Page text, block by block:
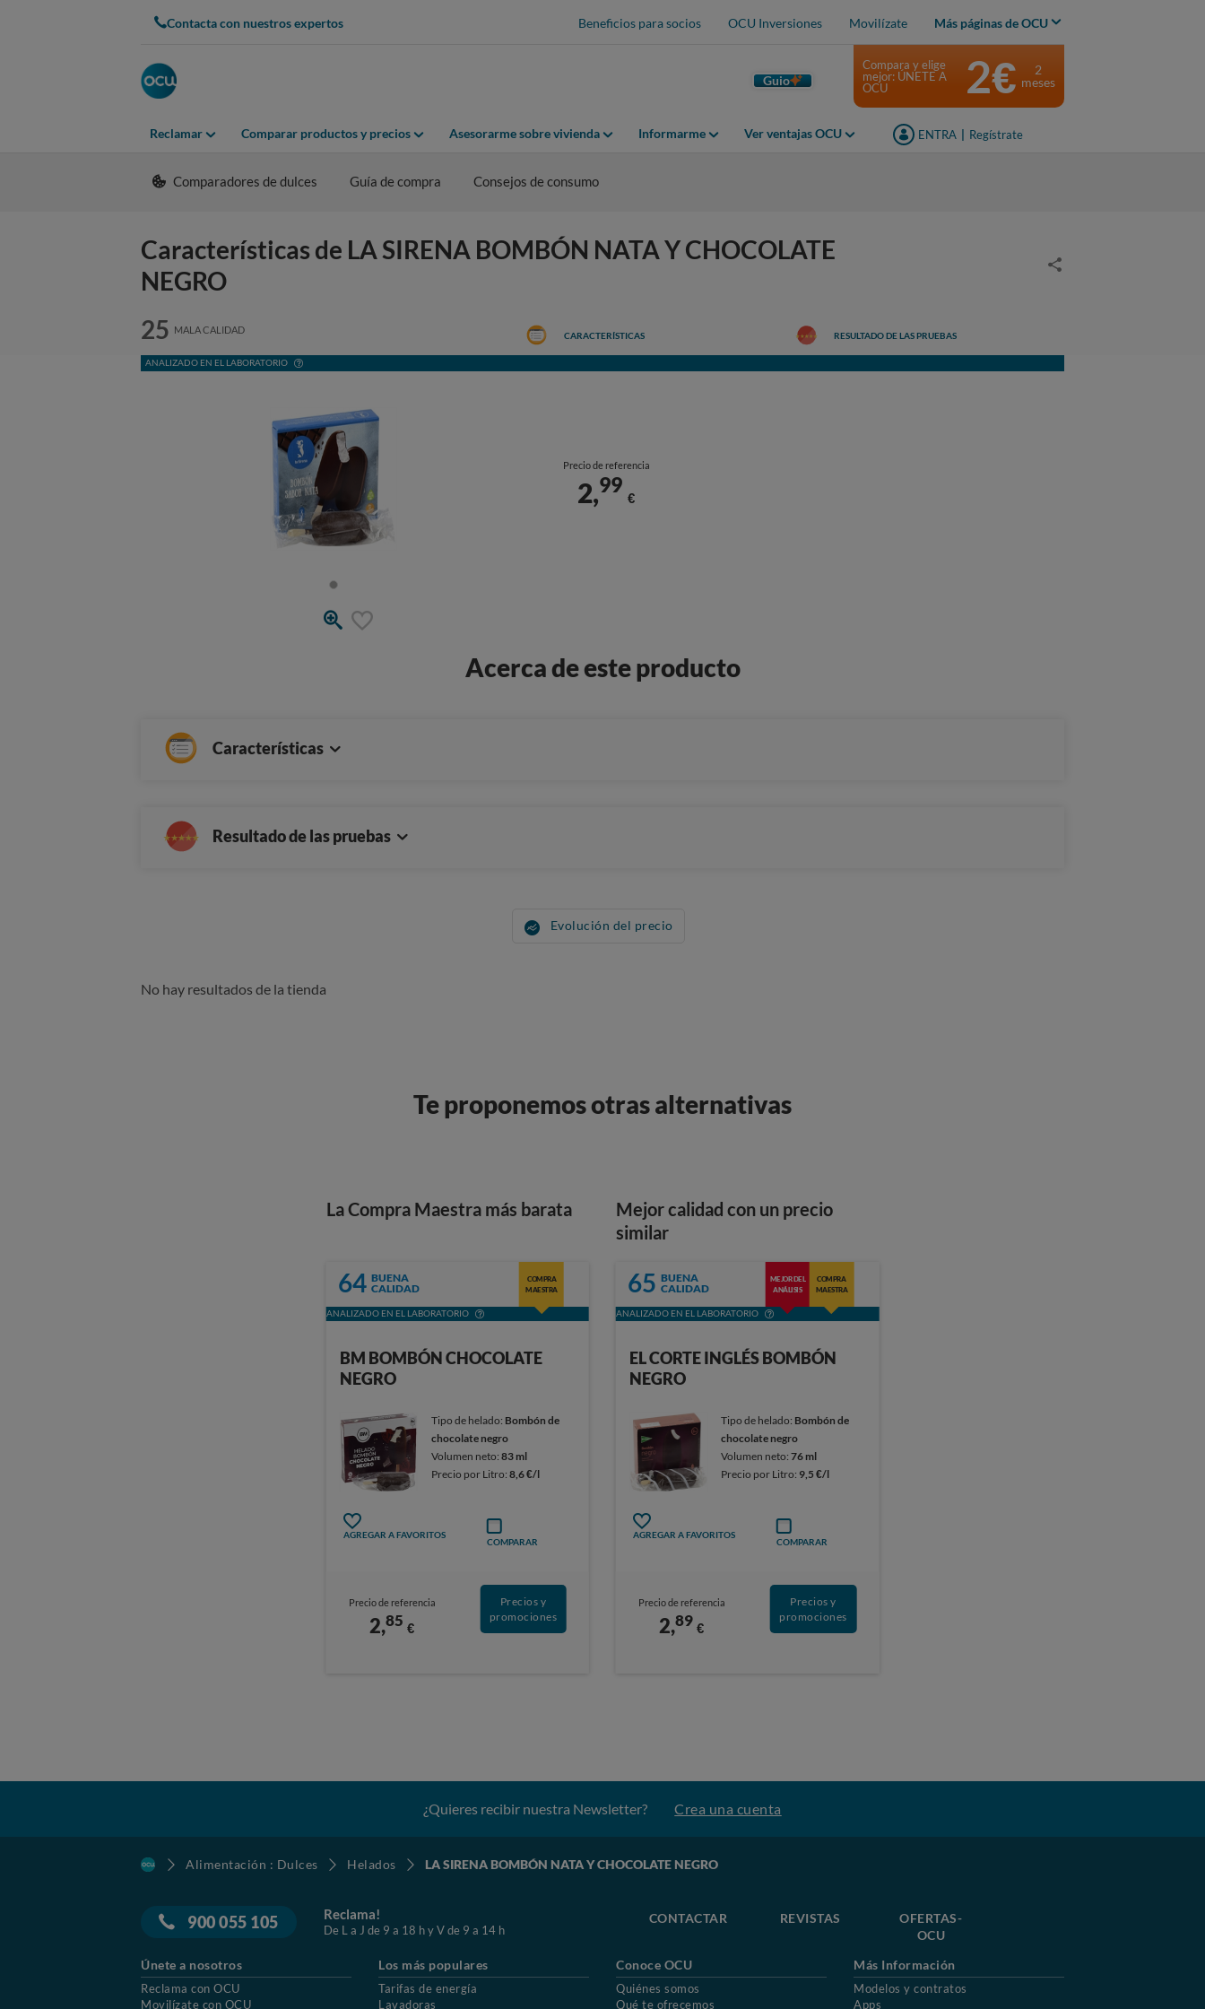
Contacta con nuestros expertos Beneficios para socios OCU Inversiones Movilízate Más páginas de OCU
Guio
Reclamar Comparar productos y precios Asesorarme sobre vivienda Informarme Ver ventajas OCU ENTRA Regístrate
Compara y elige
mejor: ÚNETE A
OCU
2€
2
meses
Comparadores de dulces Guía de compra Consejos de consumo
Características de LA SIRENA BOMBÓN NATA Y CHOCOLATE
NEGRO
25 MALA CALIDAD
ANALIZADO EN EL LABORATORIO
CARACTERÍSTICAS RESULTADO DE LAS PRUEBAS
Precio de referencia
2,99
€
Acerca de este producto
Características
Resultado de las pruebas
Evolución del precio
No hay resultados de la tienda
Te proponemos otras alternativas
La Compra Maestra más barata
64 BUENA
CALIDAD
COMPRA
MAESTRA
ANALIZADO EN EL LABORATORIO
BM BOMBÓN CHOCOLATE
NEGRO
Tipo de helado: Bombón de
chocolate negro
Volumen neto:83 ml
Precio por Litro:8,6 €/l
AGREGAR A FAVORITOS
COMPARAR
Precio de referencia
2,85 €
Precios y
promociones
Mejor calidad con un precio
similar
65 BUENA
CALIDAD
MEJOR DEL
ANÁLISIS
COMPRA
MAESTRA
ANALIZADO EN EL LABORATORIO
EL CORTE INGLÉS BOMBÓN
NEGRO
Tipo de helado: Bombón de
chocolate negro
Volumen neto:76 ml
Precio por Litro: 9,5 €/l
AGREGAR A FAVORITOS
COMPARAR
Precio de referencia
2,89 €
Precios y
promociones
¿Quieres recibir nuestra Newsletter? Crea una cuenta
Alimentación : Dulces Helados LA SIRENA BOMBÓN NATA Y CHOCOLATE NEGRO
900 055 105 Reclama!
De L a J de 9 a 18 h y V de 9 a 14 h
CONTACTAR REVISTAS
OFERTAS-
OCU
Únete a nosotros
Reclama con OCU
Movilízate con OCU
Los más populares
Tarifas de energía
Lavadoras
Conoce OCU
Quiénes somos
Qué te ofrecemos
Más Información
Modelos y contratos
Apps